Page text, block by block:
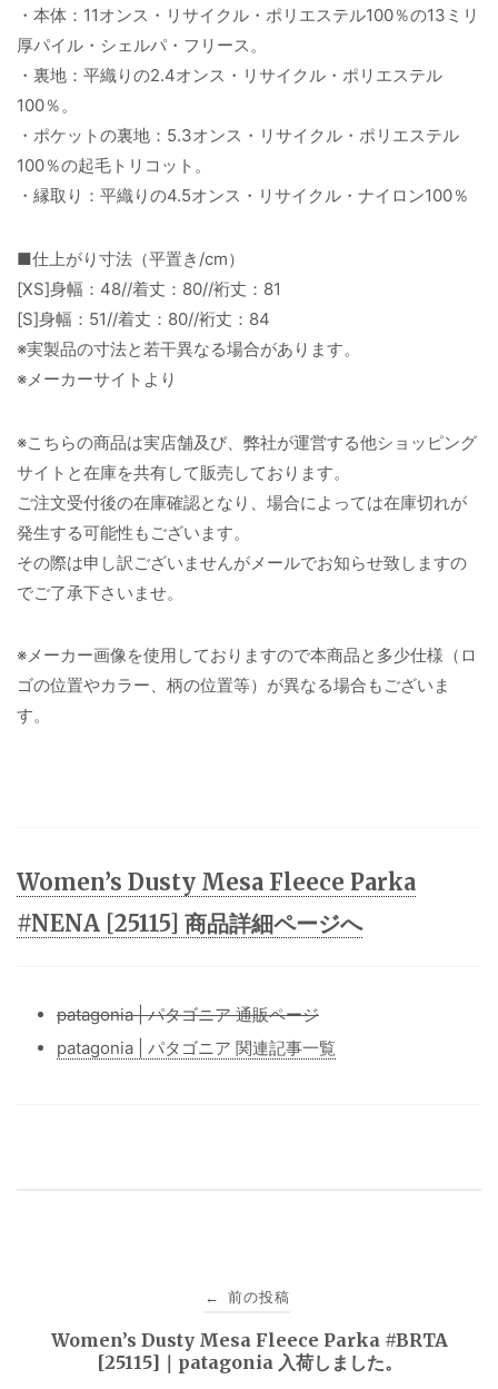
・本体：11オンス・リサイクル・ポリエステル100％の13ミリ
厚パイル・シェルパ・フリース。
・裏地：平織りの2.4オンス・リサイクル・ポリエステル
100％。
・ポケットの裏地：5.3オンス・リサイクル・ポリエステル
100％の起毛トリコット。
・縁取り：平織りの4.5オンス・リサイクル・ナイロン100％
■仕上がり寸法（平置き/cm）
[XS]身幅：48//着丈：80//裄丈：81
[S]身幅：51//着丈：80//裄丈：84
※実製品の寸法と若干異なる場合があります。
※メーカーサイトより
※こちらの商品は実店舗及び、弊社が運営する他ショッピング
サイトと在庫を共有して販売しております。
ご注文受付後の在庫確認となり、場合によっては在庫切れが
発生する可能性もございます。
その際は申し訳ございませんがメールでお知らせ致しますの
でご了承下さいませ。
※メーカー画像を使用しておりますので本商品と多少仕様（ロ
ゴの位置やカラー、柄の位置等）が異なる場合もございま
す。
Women’s Dusty Mesa Fleece Parka
#NENA [25115] 商品詳細ページへ
patagonia | パタゴニア 通販ページ
patagonia | パタゴニア 関連記事一覧
← 前の投稿
Women’s Dusty Mesa Fleece Parka #BRTA
[25115]｜patagonia 入荷しました。